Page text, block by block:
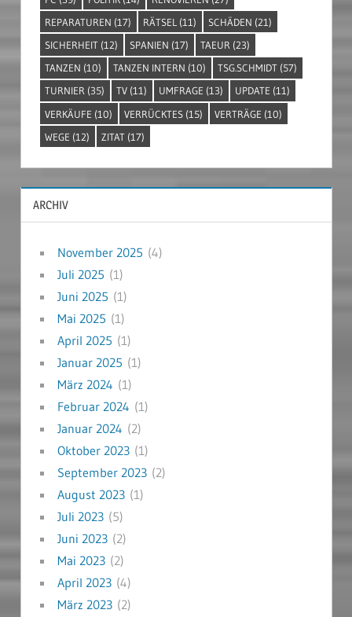
REPARATUREN (17) RÄTSEL (11) SCHÄDEN (21)
SICHERHEIT (12) SPANIEN (17) TAEUR (23)
TANZEN (10) TANZEN INTERN (10) TSG.SCHMIDT (57)
TURNIER (35) TV (11) UMFRAGE (13) UPDATE (11)
VERKÄUFE (10) VERRÜCKTES (15) VERTRÄGE (10)
WEGE (12) ZITAT (17)
ARCHIV
November 2025 (4)
Juli 2025 (1)
Juni 2025 (1)
Mai 2025 (1)
April 2025 (1)
Januar 2025 (1)
März 2024 (1)
Februar 2024 (1)
Januar 2024 (2)
Oktober 2023(1)
September 2023(2)
August 2023(1)
Juli 2023(5)
Juni 2023(2)
Mai 2023(2)
April 2023(4)
März 2023(2)